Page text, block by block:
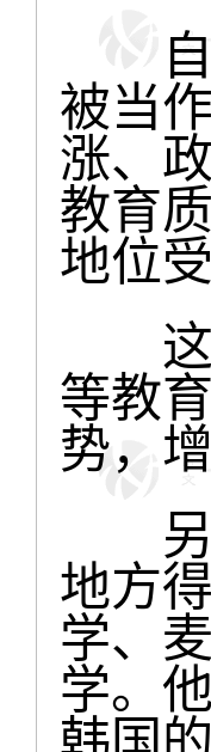
自
被当
涨、
教育
地位
这
等教
势，
另
地方
学、
学。